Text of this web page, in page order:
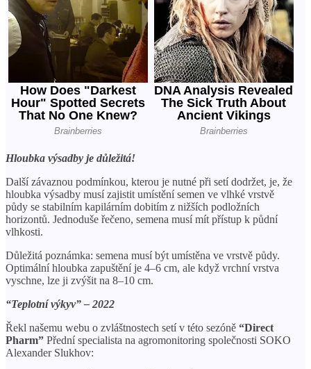
Hloubka výsadby je důležitá!
Další závaznou podmínkou, kterou je nutné při setí dodržet, je, že
hloubka výsadby musí zajistit umístění semen ve vlhké vrstvě
půdy se stabilním kapilárním dobitím z nižších podložních
horizontů. Jednoduše řečeno, semena musí mít přístup k půdní
vlhkosti.
Důležitá poznámka: semena musí být umístěna ve vrstvě půdy.
Optimální hloubka zapuštění je 4–6 cm, ale když vrchní vrstva
vyschne, lze ji zvýšit na 8–10 cm.
“Teplotní výkyv” – 2022
Řekl našemu webu o zvláštnostech setí v této sezóně “Direct
Pharm” Přední specialista na agromonitoring společnosti SOKO
Alexander Slukhov: